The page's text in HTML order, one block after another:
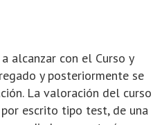
alcanzar con el Curso y
y posteriormente se
La valoración del curso
escrito tipo test, de una